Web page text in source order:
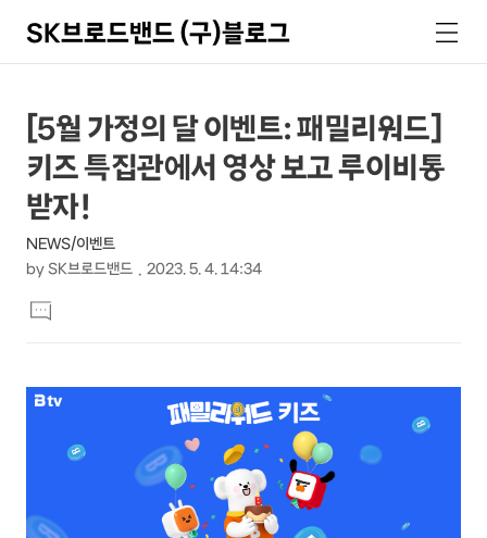
SK브로드밴드 (구)블로그
색
메
뉴
상
세
컨
텐
츠
본
문
제
목
[5월 가정의 달 이벤트: 패밀리워드]
키즈 특집관에서 영상 보고 루이비통
받자!
NEWS/이벤트
by SK브로드밴드 2023. 5. 4. 14:34
문
댓
글